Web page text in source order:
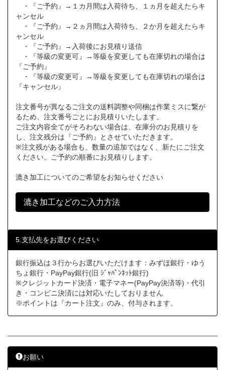
・『ご予約』→１カ月間は入荷待ち、１ヵ月を超えたらキ
ャンセル
・『ご予約』→２ヵ月間は入荷待ち、２か月を超えたらキ
ャンセル
・『ご予約』→入荷後にお見積り送信
・『等級の変更可』→等級を変更しても在庫切れの場合は
『ご予約』
・『等級の変更可』→等級を変更しても在庫切れの場合は
『キャンセル』
注文番号が異なるご注文の送料調整や同梱は作業ミスに繋が
るため、注文番号ごとにお見積りいたします。
ご注文内容全てがそろわない場合は、在庫分のお見積りを
し、注文残分は『ご予約』とさせていただきます。
※注文残がある場合も、数量の追加ではなく、新たにご注文
ください。ご予約の順番にお見積りします。
漉き加工についてのご希望をお知らせください
漉き加工などのご入力方法
5.支払先をお選びください
銀行振込は３行からお選びいただけます：みずほ銀行・ゆう
ちょ銀行・PayPay銀行(旧 ｼﾞｬﾊﾟﾝﾈｯﾄ銀行)
※クレジットカード決済・電子マネー(PayPay決済等)・代引
き・コンビニ決済には対応いたしておりません
※ポイントは『カート注文』のみ、付与されます。
お願い